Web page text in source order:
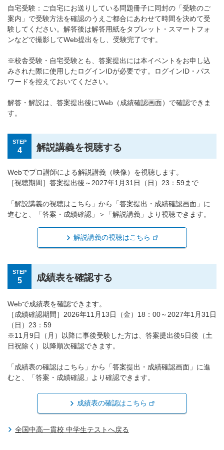
自宅受験：ご自宅にお送りしている問題冊子に同封の「受験のご
案内」で受験方法を確認のうえご都合にあわせて時間を決めて受
験してください。解答後は解答用紙をタブレット・スマートフォ
ンなどで撮影してWeb提出をし、受験完了です。
※校舎受験・自宅受験とも、答案提出には本イベントをお申し込
みされた際に使用したログインIDが必要です。ログインID・パス
ワードを控えておいてください。
解答・解説は、答案提出後にWeb（成績確認画面）で確認できま
す。
STEP
4 解説講義を視聴する
Webでプロ講師による解説講義（映像）を視聴します。
［視聴期間］答案提出後～2027年1月31日（日）23：59まで
「解説講義の視聴はこちら」から「答案提出・成績確認画面」に
進むと、「答案・成績確認」＞「解説講義」より視聴できます。
解説講義の視聴はこちら
STEP
5 成績表を確認する
Webで成績表を確認できます。
［成績確認期間］2026年11月13日（金）18：00～2027年1月31日
（日）23：59
※11月9日（月）以降に事後受験した方は、答案提出後5日後（土
日祝除く）以降順次確認できます。
「成績表の確認はこちら」から「答案提出・成績確認画面」に進
むと、「答案・成績確認」より確認できます。
成績表の確認はこちら
全国中高一貫校 中学生テストへ戻る